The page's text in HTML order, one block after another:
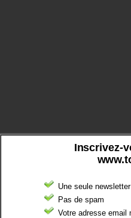
Inscrivez-
Une seule
Pas de spam
Votre adresse email